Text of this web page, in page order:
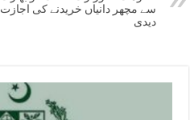
سے مچھر دانیاں خریدنے کی اجازت
دیدی